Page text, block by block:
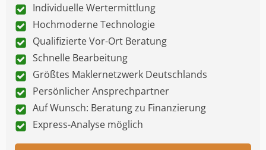
Individuelle Wertermittlung
Hochmoderne Technologie
Qualifizierte Vor-Ort Beratung
Schnelle Bearbeitung
Größtes Maklernetzwerk Deutschlands
Persönlicher Ansprechpartner
Auf Wunsch: Beratung zu Finanzierung
Express-Analyse möglich